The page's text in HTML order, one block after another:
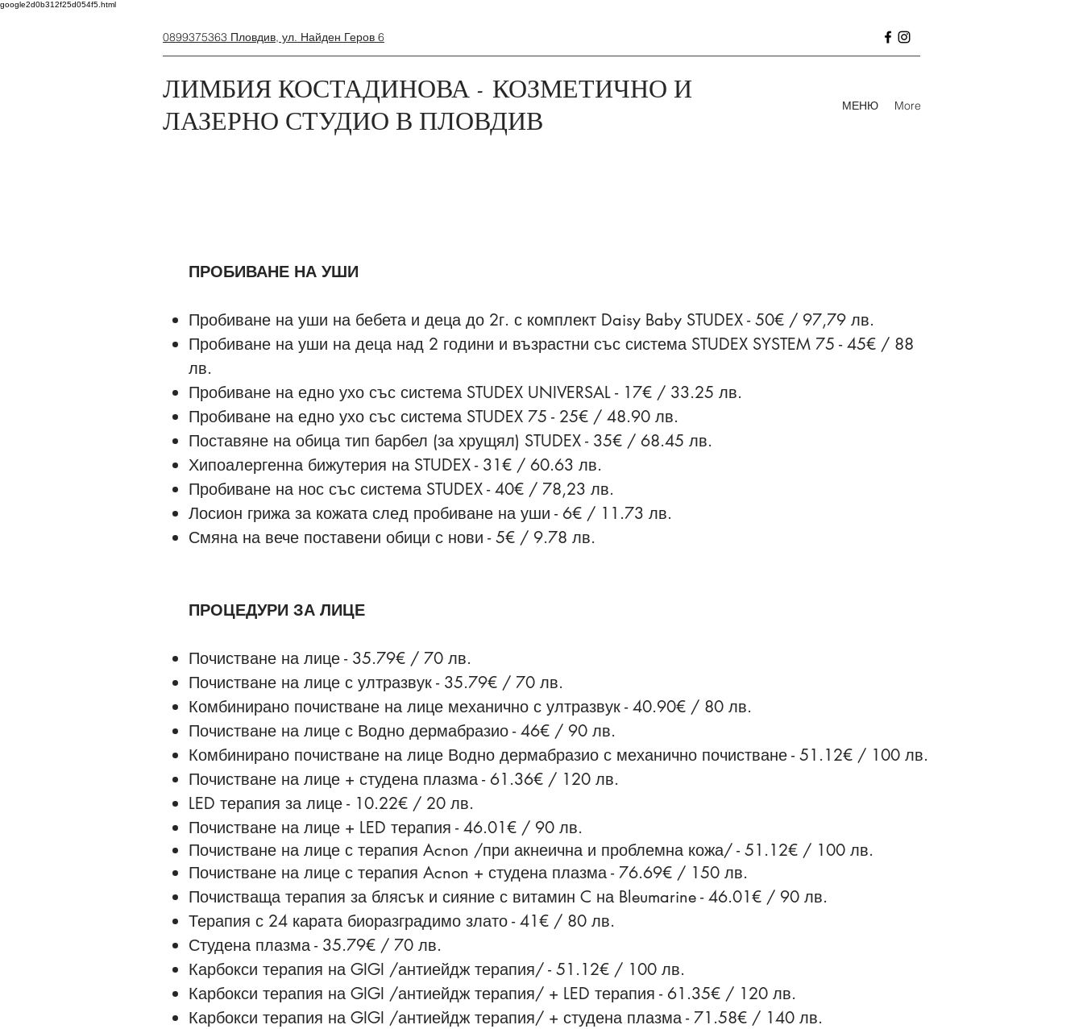
google2d0b312f25d054f5.html
0899375363 Пловдив, ул. Найден Геров 6
ЛИМБИЯ КОСТАДИНОВА - КОЗМЕТИЧНО И
ЛАЗЕРНО СТУДИО В ПЛОВДИВ
МЕНЮ More
ПРОБИВАНЕ НА УШИ
Пробиване на уши на бебета и деца до 2г. с комплект Daisy Baby STUDEX - 50€ / 97,79 лв.
Пробиване на уши на деца над 2 години и възрастни със система STUDEX SYSTEM 75 - 45€ / 88
лв.
Пробиване на едно ухо със система STUDEX UNIVERSAL - 17€ / 33.25 лв.
Пробиване на едно ухо със система STUDEX 75 - 25€ / 48.90 лв.
Поставяне на обица тип барбел (за хрущял) STUDEX - 35€ / 68.45 лв.
Хипоалергенна бижутерия на STUDEX - 31€ / 60.63 лв.
Пробиване на нос със система STUDEX - 40€ / 78,23 лв.
Лосион грижа за кожата след пробиване на уши - 6€ / 11.73 лв.
Смяна на вече поставени обици с нови - 5€ / 9.78 лв.
ПРОЦЕДУРИ ЗА ЛИЦЕ
Почистване на лице - 35.79€ / 70 лв.
Почистване на лице с ултразвук - 35.79€ / 70 лв.
Комбинирано почистване на лице механично с ултразвук -40.90€ / 80 лв.
Почистване на лице с Водно дермабразио -46€ / 90 лв.
Комбинирано почистване на лице Водно дермабразио с механично почистване -51.12€ / 100 лв.
Почистване на лице + студена плазма - 61.36€ / 120 лв.
LED терапия за лице - 10.22€ / 20 лв.
Почистване на лице + LED терапия - 46.01€ / 90 лв.
Почистване на лице с терапия Acnon /при акнеична и проблемна кожа/ - 51.12€ / 100 лв.
Почистване на лице с терапия Acnon + студена плазма - 76.69€ / 150 лв.
Почистваща терапия за блясък и сияние с витамин C на Bleumarine - 46.01€ / 90 лв.
Терапия с 24 карата биоразградимо злато - 41€ / 80 лв.
Студена плазма - 35.79€ / 70 лв.
Карбокси терапия на GIGI /антиейдж терапия/ - 51.12€ / 100 лв.
Карбокси терапия на GIGI /антиейдж терапия/ + LED терапия - 61.35€ / 120 лв.
Карбокси терапия на GIGI /антиейдж терапия/ + студена плазма - 71.58€ / 140 лв.